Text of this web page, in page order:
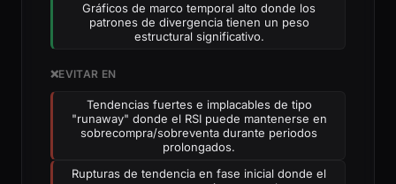
Gráficos de marco temporal alto donde los
patrones de divergencia tienen un peso
estructural significativo.
❌EVITAR EN
Tendencias fuertes e implacables de tipo
"runaway" donde el RSI puede mantenerse en
sobrecompra/sobreventa durante periodos
prolongados.
Rupturas de tendencia en fase inicial donde el